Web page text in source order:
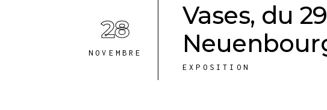
28
NOVEMBRE
Vases, du
EXPOSITION